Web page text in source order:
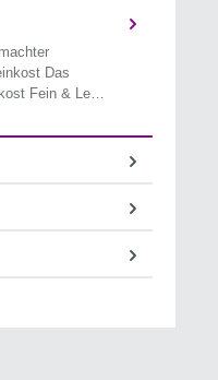
Das
Fein & Le…